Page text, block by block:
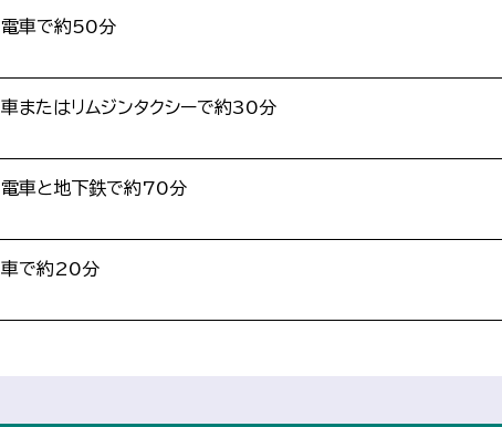
電車で約50分
車またはリムジンタクシーで約30分
電車と地下鉄で約70分
車で約20分